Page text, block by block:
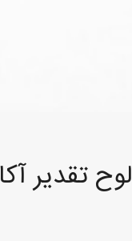
لوح تقدیر